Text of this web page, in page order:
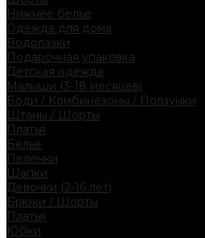
Нижнее белье
Одежда для дома
Водолазки
Подарочная упаковка
Детская одежда
Малыши (3-18 месяцев)
Боди / Комбинезоны / Ползунки
Штаны / Шорты
Платья
Белье
Пеленки
Шапки
Девочки (2-16 лет)
Брюки / Шорты
Платья
Юбки